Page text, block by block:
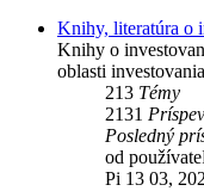
Knihy, literatúra o
Knihy o
oblasti investovania
213 Témy
2131
Posledný
od
Pi 13 03,